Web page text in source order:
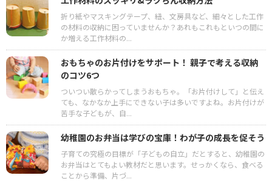
折り紙やマスキングテープ、紐、文房具など、細々とした工作
の材料の収納に困っていませんか？あれもこれもといつの間に
か増える工作材料の...
おもちゃのお片付けをサポート！ 親子で考える収納
のコツ6つ
ついつい散らかってしまうおもちゃ。「お片付けして」と伝え
ても、なかなか上手にできない子は多いですよね。お片付けが
苦手な子どもが、自...
幼稚園のお弁当は学びの宝庫！わが子の成長を促そう
子育ての究極の目標が「子どもの自立」だとすると、幼稚園の
お弁当はとてもよい教材だと思います。せっかくなら、食べる
ことから準備、片づ...